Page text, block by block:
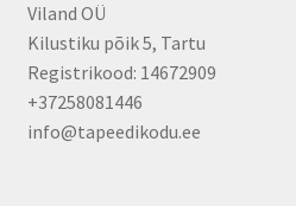
Viland OÜ
Kilustiku põik 5, Tartu
Registrikood: 14672909
+37258081446
info@tapeedikodu.ee